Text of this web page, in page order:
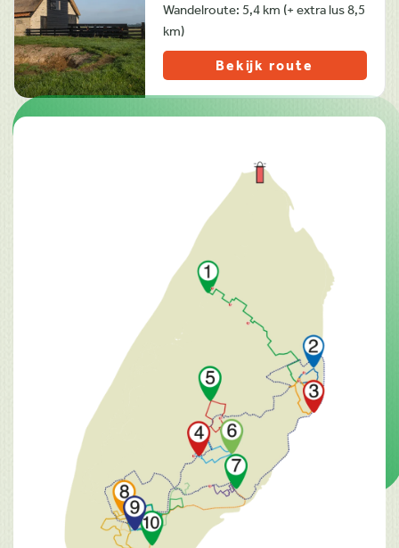
Wandelroute: 5,4 km (+ extra lus 8,5
km)
Bekijk route